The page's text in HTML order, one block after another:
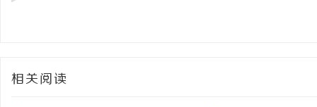
相关阅读